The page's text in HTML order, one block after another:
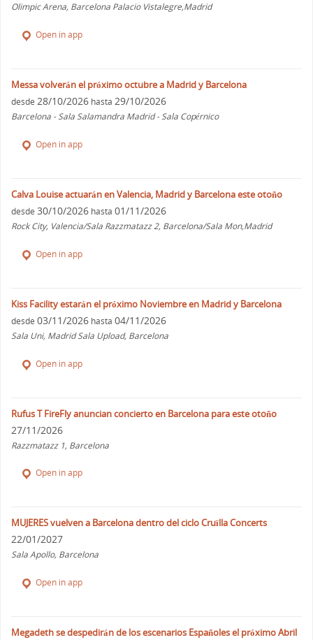
Olimpic Arena, Barcelona Palacio Vistalegre,Madrid
Open in app
Messa volverán el próximo octubre a Madrid y Barcelona
desde 28/10/2026 hasta 29/10/2026
Barcelona - Sala Salamandra Madrid - Sala Copérnico
Open in app
Calva Louise actuarán en Valencia, Madrid y Barcelona este otoño
desde 30/10/2026 hasta 01/11/2026
Rock City, Valencia/Sala Razzmatazz 2, Barcelona/Sala Mon,Madrid
Open in app
Kiss Facility estarán el próximo Noviembre en Madrid y Barcelona
desde 03/11/2026 hasta 04/11/2026
Sala Uni, Madrid Sala Upload, Barcelona
Open in app
Rufus T FireFly anuncian concierto en Barcelona para este otoño
27/11/2026
Razzmatazz 1, Barcelona
Open in app
MUJERES vuelven a Barcelona dentro del ciclo Cruïlla Concerts
22/01/2027
Sala Apollo, Barcelona
Open in app
Megadeth se despedirán de los escenarios Españoles el próximo Abril